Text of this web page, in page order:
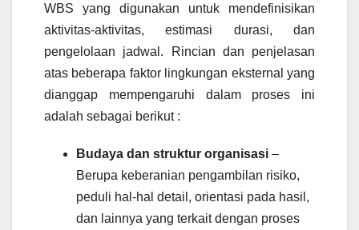
WBS yang digunakan untuk mendefinisikan
aktivitas-aktivitas, estimasi durasi, dan
pengelolaan jadwal. Rincian dan penjelasan
atas beberapa faktor lingkungan eksternal yang
dianggap mempengaruhi dalam proses ini
adalah sebagai berikut :
Budaya dan struktur organisasi –
Berupa keberanian pengambilan risiko,
peduli hal-hal detail, orientasi pada hasil,
dan lainnya yang terkait dengan proses